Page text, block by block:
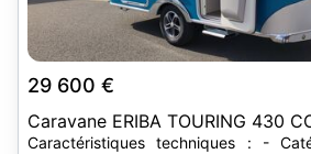
29 600 €
Caravane ERIBA TOURING 430
Caractéristiques techniques : -